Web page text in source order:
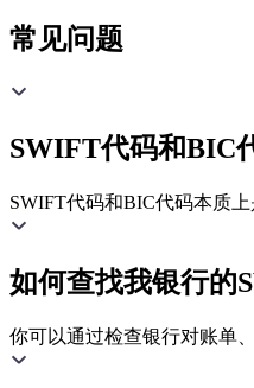
常见问题
SWIFT代码和BIC
SWIFT代码和BIC代码本质
如何查找我银行的
你可以通过检查银行对账单